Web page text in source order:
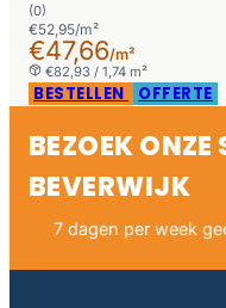
(0)
€52,95/m²
€47,66/m²
€82,93 / 1,74 m²
BESTELLEN OFFERTE
BEZOEK
BEVERWIJK
7 dagen per week